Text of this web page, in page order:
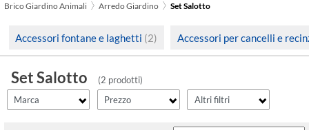
Brico Giardino Animali Arredo Giardino Set Salotto
Accessori fontane e laghetti (2) Accessori per cancelli e
Set Salotto
(2 prodotti)
Marca
Prezzo Altri filtri
Visualizza solo le Novità